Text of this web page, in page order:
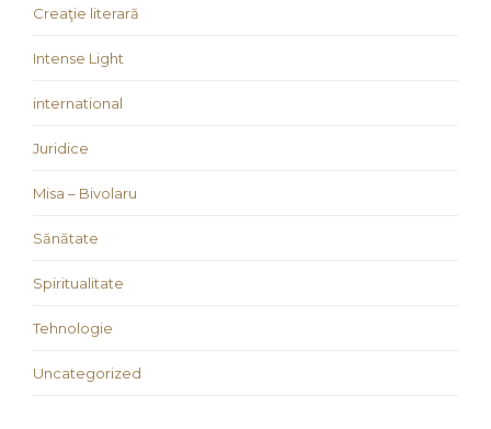
Creaţie literară
Intense Light
international
Juridice
Misa – Bivolaru
Sănătate
Spiritualitate
Tehnologie
Uncategorized